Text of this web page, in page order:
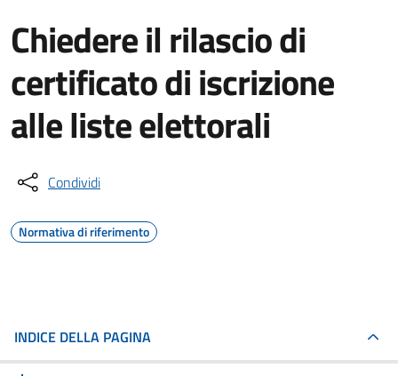
Chiedere il rilascio di
certificato di iscrizione
alle liste elettorali
Condividi
Normativa di riferimento
INDICE DELLA PAGINA